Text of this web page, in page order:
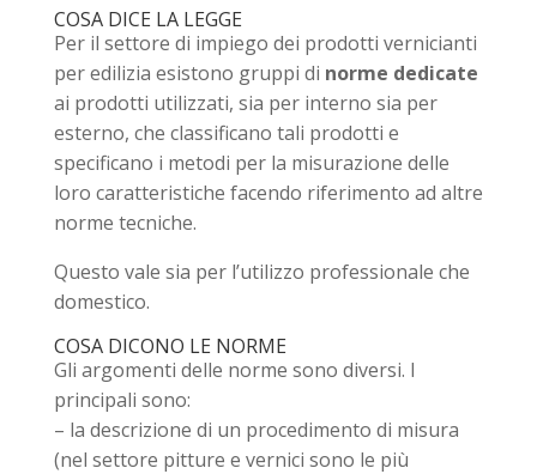
COSA DICE LA LEGGE
Per il settore di impiego dei prodotti vernicianti
per edilizia esistono gruppi di norme dedicate
ai prodotti utilizzati, sia per interno sia per
esterno, che classificano tali prodotti e
specificano i metodi per la misurazione delle
loro caratteristiche facendo riferimento ad altre
norme tecniche.
Questo vale sia per l’utilizzo professionale che
domestico.
COSA DICONO LE NORME
Gli argomenti delle norme sono diversi. I
principali sono:
– la descrizione di un procedimento di misura
(nel settore pitture e vernici sono le più